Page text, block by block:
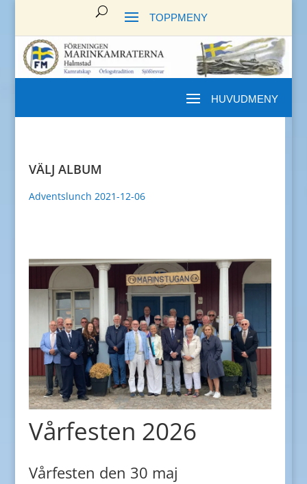
VÄLJ ALBUM
Adventslunch 2021-12-06
Vårfesten 2026
Vårfesten den 30 maj